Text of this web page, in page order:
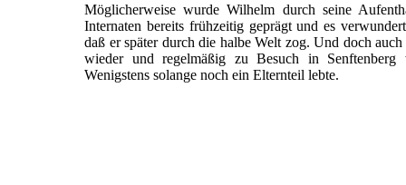
Möglicherweise wurde Wilhelm durch seine
Internaten bereits frühzeitig geprägt und es
daß er später durch die halbe Welt zog. Und doch
wieder und regelmäßig zu Besuch in Senftenberg
Wenigstens solange noch ein Elternteil lebte.